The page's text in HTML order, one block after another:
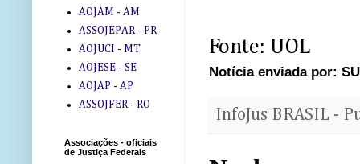
Fonte: UOL
Notícia enviada por:
InfoJus BRASIL -
AOJAM - AM
ASSOJEPAR - PR
AOJUCI - MT
AOJESE - SE
AOJAP - AP
ASSOJFER - RO
Associações - oficiais
de Justiça Federais